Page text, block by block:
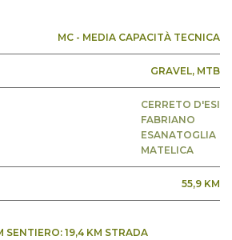
MC - MEDIA CAPACITÀ TECNICA
, MTB
GRAVEL
CERRETO D'ESI
FABRIANO
ESANATOGLIA
MATELICA
55,9 KM
SENTIERO: 19,4 KM STRADA